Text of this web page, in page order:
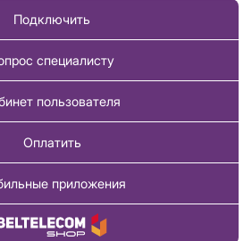
Подключить
специалисту
пользователя
Оплатить
приложения
Купить товар